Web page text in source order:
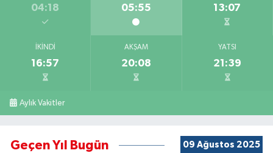
04:18 05:55 13:07
İKINDI
16:57
AKŞAM
20:08
YATSI
21:39
Aylık Vakitler
Geçen Yıl Bugün 09 Ağustos 2025